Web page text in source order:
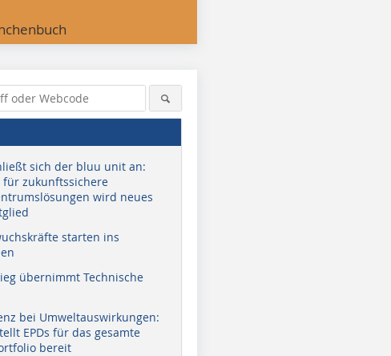
sich der bluu unit an:
für zukunftssichere
wird neues
starten ins
übernimmt Technische
bei Umweltauswirkungen:
EPDs für das gesamte
bereit